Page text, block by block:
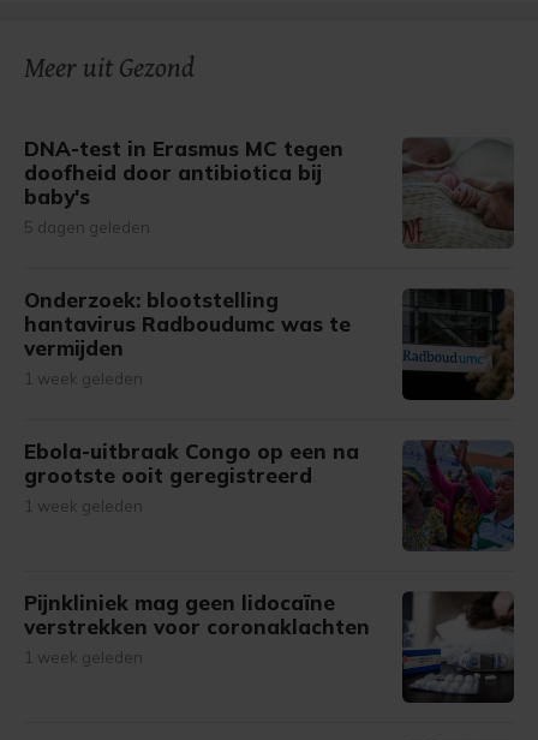
Meer uit Gezond
DNA-test in Erasmus MC tegen
doofheid door antibiotica bij
baby's
5 dagen geleden
Onderzoek: blootstelling
hantavirus Radboudumc was te
vermijden
1 week geleden
Ebola-uitbraak Congo op een na
grootste ooit geregistreerd
1 week geleden
Pijnkliniek mag geen lidocaïne
verstrekken voor coronaklachten
1 week geleden